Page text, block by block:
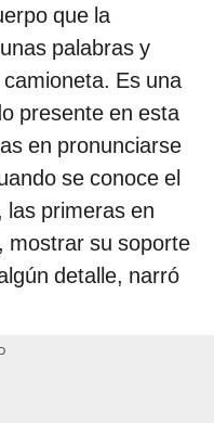
que la
palabras y
Es una
presente en esta
en pronunciarse
se conoce el
las primeras en
mostrar su soporte
detalle, narró